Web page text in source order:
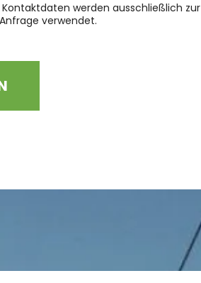
werden ausschließlich zur
verwendet.